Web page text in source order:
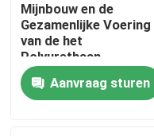
Producten
Videos
Mijnbouw en de
Gezamenlijke Voering
van de het
Polyurethaan
Ceramische Slijtage
van het
Polyurethaanproduct
Aanvraag sturen